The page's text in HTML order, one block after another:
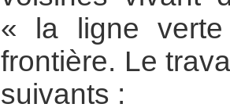
« la ligne
frontière. Le
suivants :